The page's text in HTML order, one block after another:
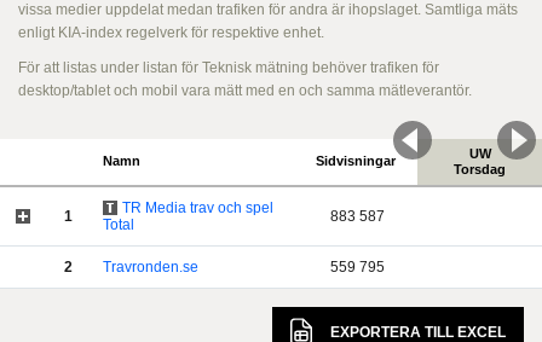
vissa medier uppdelat medan trafiken för andra är ihopslaget. Samtliga mäts
enligt KIA-index regelverk för respektive enhet.
För att listas under listan för Teknisk mätning behöver trafiken för
desktop/tablet och mobil vara mätt med en och samma mätleverantör.
Namn Sidvisningar
UW
Torsdag
1
TR Media trav och spel
Total
883 587
2 Travronden.se 559 795
EXPORTERA TILL EXCEL